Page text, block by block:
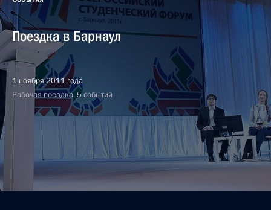
Поездка в Барнаул
1 ноября 2011 года
Рабочая поездка, 5 событий